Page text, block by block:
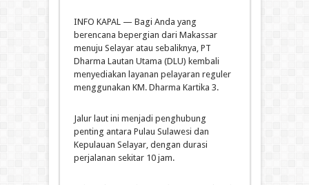
INFO KAPAL — Bagi Anda yang
berencana bepergian dari Makassar
menuju Selayar atau sebaliknya, PT
Dharma Lautan Utama (DLU) kembali
menyediakan layanan pelayaran reguler
menggunakan KM. Dharma Kartika 3.
Jalur laut ini menjadi penghubung
penting antara Pulau Sulawesi dan
Kepulauan Selayar, dengan durasi
perjalanan sekitar 10 jam.